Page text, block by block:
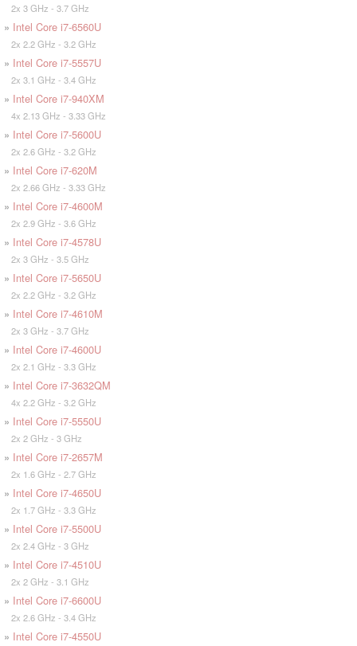
2x 3 GHz - 3.7 GHz
» Intel Core i7-6560U
2x 2.2 GHz - 3.2 GHz
» Intel Core i7-5557U
2x 3.1 GHz - 3.4 GHz
» Intel Core i7-940XM
4x 2.13 GHz - 3.33 GHz
» Intel Core i7-5600U
2x 2.6 GHz - 3.2 GHz
» Intel Core i7-620M
2x 2.66 GHz - 3.33 GHz
» Intel Core i7-4600M
2x 2.9 GHz - 3.6 GHz
» Intel Core i7-4578U
2x 3 GHz - 3.5 GHz
» Intel Core i7-5650U
2x 2.2 GHz - 3.2 GHz
» Intel Core i7-4610M
2x 3 GHz - 3.7 GHz
» Intel Core i7-4600U
2x 2.1 GHz - 3.3 GHz
» Intel Core i7-3632QM
4x 2.2 GHz - 3.2 GHz
» Intel Core i7-5550U
2x 2 GHz - 3 GHz
» Intel Core i7-2657M
2x 1.6 GHz - 2.7 GHz
» Intel Core i7-4650U
2x 1.7 GHz - 3.3 GHz
» Intel Core i7-5500U
2x 2.4 GHz - 3 GHz
» Intel Core i7-4510U
2x 2 GHz - 3.1 GHz
» Intel Core i7-6600U
2x 2.6 GHz - 3.4 GHz
» Intel Core i7-4550U